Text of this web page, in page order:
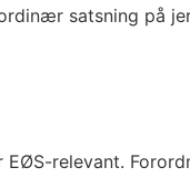
satsning på
EØS-relevant.